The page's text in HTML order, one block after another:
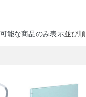
能な商品のみ表示並び順